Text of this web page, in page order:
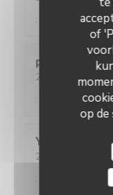
of
op de
:
pascal
2026-07-30-
5/5
:
Yann
2026-08-01
-
: